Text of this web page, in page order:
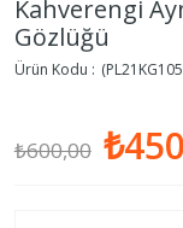
Kahverengi
Gözlüğü
₺600,00